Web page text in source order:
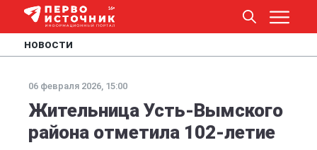
НОВОСТИ
06 февраля 2026, 15:00
Жительница Усть-Вымского
района отметила 102-летие